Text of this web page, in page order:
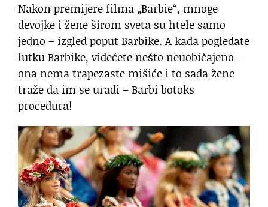
Nakon premijere filma „Barbie“, mnoge
devojke i žene širom sveta su htele samo
jedno – izgled poput Barbike. A kada pogledate
lutku Barbike, videćete nešto neuobičajeno –
ona nema trapezaste mišiće i to sada žene
traže da im se uradi – Barbi botoks
procedura!